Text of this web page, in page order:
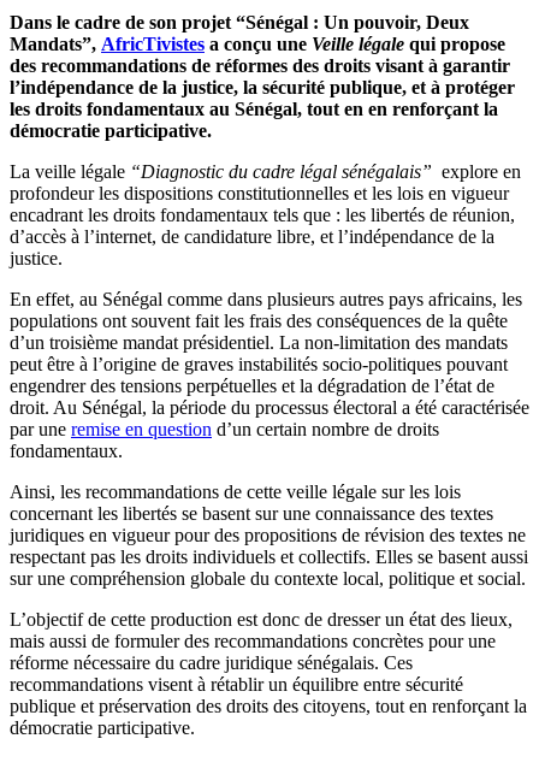
Dans le cadre de son projet “Sénégal : Un pouvoir, Deux
Mandats”, AfricTivistes a conçu une Veille légale qui propose
des recommandations de réformes des droits visant à garantir
l’indépendance de la justice, la sécurité publique, et à protéger
les droits fondamentaux au Sénégal, tout en en renforçant la
démocratie participative.
La veille légale “Diagnostic du cadre légal sénégalais” explore en
profondeur les dispositions constitutionnelles et les lois en vigueur
encadrant les droits fondamentaux tels que : les libertés de réunion,
d’accès à l’internet, de candidature libre, et l’indépendance de la
justice.
En effet, au Sénégal comme dans plusieurs autres pays africains, les
populations ont souvent fait les frais des conséquences de la quête
d’un troisième mandat présidentiel. La non-limitation des mandats
peut être à l’origine de graves instabilités socio-politiques pouvant
engendrer des tensions perpétuelles et la dégradation de l’état de
droit. Au Sénégal, la période du processus électoral a été caractérisée
par une remise en question d’un certain nombre de droits
fondamentaux.
Ainsi, les recommandations de cette veille légale sur les lois
concernant les libertés se basent sur une connaissance des textes
juridiques en vigueur pour des propositions de révision des textes ne
respectant pas les droits individuels et collectifs. Elles se basent aussi
sur une compréhension globale du contexte local, politique et social.
L’objectif de cette production est donc de dresser un état des lieux,
mais aussi de formuler des recommandations concrètes pour une
réforme nécessaire du cadre juridique sénégalais. Ces
recommandations visent à rétablir un équilibre entre sécurité
publique et préservation des droits des citoyens, tout en renforçant la
démocratie participative.